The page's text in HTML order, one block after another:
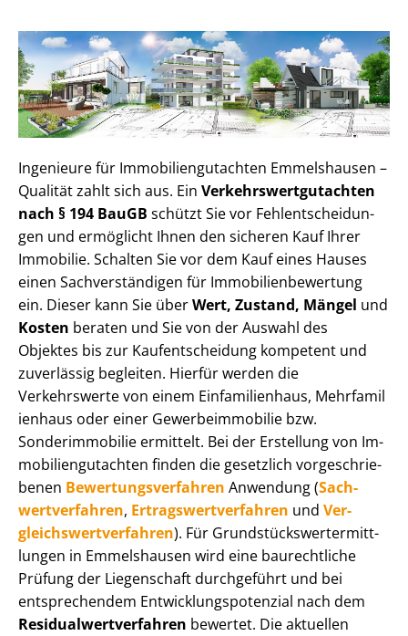
Ingenieure für Im­mo­bi­li­en­gut­ach­ten Emmelshausen –
Qualität zahlt sich aus. Ein Ver­kehrs­wert­gut­ach­ten
nach § 194 BauGB schützt Sie vor Fehl­ent­schei­dun­
gen und ermöglicht Ihnen den sicheren Kauf Ihrer
Immobilie. Schalten Sie vor dem Kauf eines Hauses
einen Sach­ver­stän­di­gen für Im­mo­bi­li­en­be­wer­tung
ein. Dieser kann Sie überWert, Zustand, Mängel und
Kosten beraten und Sie von der Auswahl des
Objektes bis zur Kauf­ent­schei­dung kompetent und
zuverlässig begleiten. Hierfür werden die
Verkehrswerte von einem Einfamilienhaus, Mehr­fa­mi­l
i­en­haus oder einer Ge­wer­be­im­mo­bi­lie bzw.
Sonderimmobilie ermittelt. Bei der Erstellung von Im­
mo­bi­li­en­gut­ach­ten finden die gesetzlich vor­ge­schrie­
be­nen Be­wer­tungs­ver­fah­ren Anwendung (Sach­
wert­ver­fah­ren, Er­trags­wert­ver­fah­ren und Ver­
gleichs­wert­ver­fah­ren). Für Grund­stücks­wert­ermitt­
lun­gen in Emmelshausen wird eine baurechtliche
Prüfung der Liegenschaft durchgeführt und bei
entsprechendem Ent­wick­lungs­po­ten­zi­al nach dem
Re­si­du­al­wert­ver­fah­ren bewertet. Die aktuellen